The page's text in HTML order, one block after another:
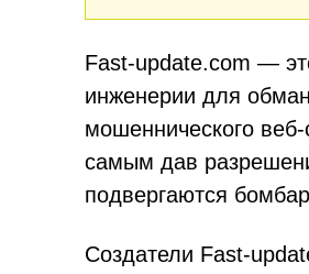
Fast-update.com —
инженерии для
мошеннического
самым дав
подвергаются
Создатели Fast-